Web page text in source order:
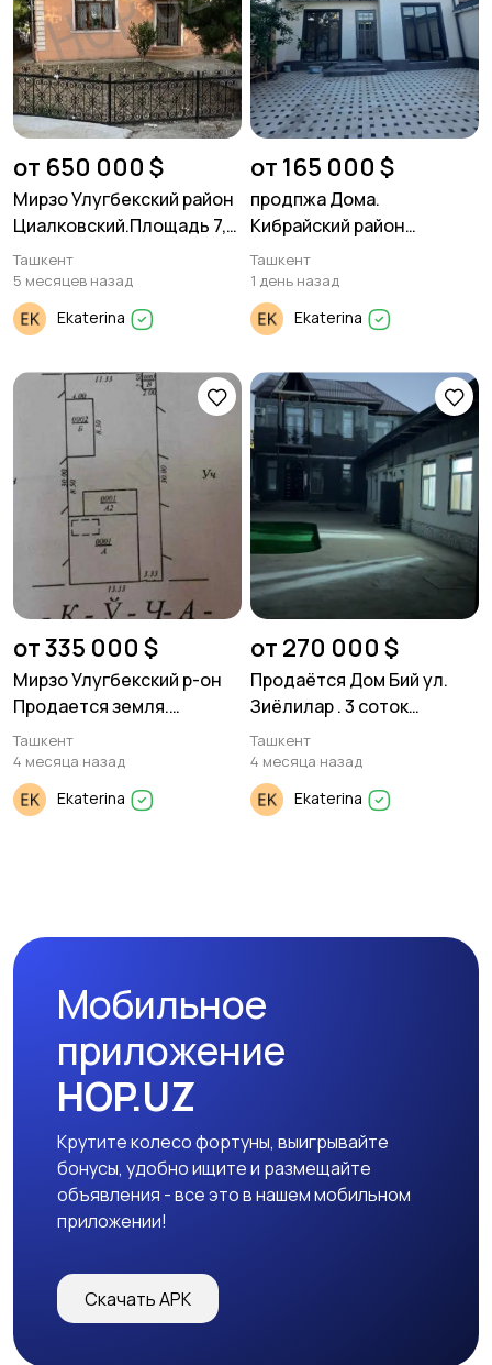
от 650 000 $
Мирзо Улугбекский район
Циалковский.Площадь 7,2
соток
Ташкент
5 месяцев назад
Ekaterina
от 165 000 $
продпжа Дома.
Кибрайский район
Бойжигит. 1,7 соток. 2
уровня 5 комнат
Ташкент
1 день назад
Ekaterina
от 335 000 $
Мирзо Улугбекский р-он
Продается земля.
Ориентир Никитина
Дагестанская. 4 соток.
Ташкент
4 месяца назад
Ekaterina
от 270 000 $
Продаётся Дом Бий ул.
Зиёлилар . 3 соток
земли.350м²дом
Ташкент
4 месяца назад
Ekaterina
Мобильное
приложение
HOP.UZ
Крутите колесо фортуны, выигрывайте
бонусы, удобно ищите и размещайте
объявления - все это в нашем мобильном
приложении!
Скачать APK